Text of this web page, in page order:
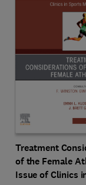
Treatment
of the Female
Issue of Clinics